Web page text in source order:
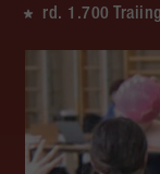
rd. 1.700